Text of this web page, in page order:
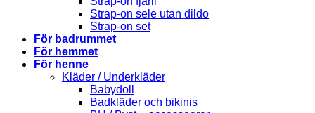
Strap-on sele utan dildo
Strap-on set
För badrummet
För hemmet
För henne
Kläder / Underkläder
Babydoll
Badkläder och bikinis